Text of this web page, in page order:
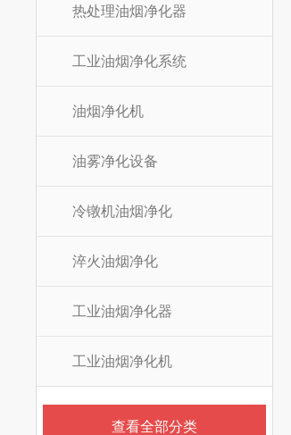
热处理油烟净化器
工业油烟净化系统
油烟净化机
油雾净化设备
冷镦机油烟净化
淬火油烟净化
工业油烟净化器
工业油烟净化机
查看全部分类